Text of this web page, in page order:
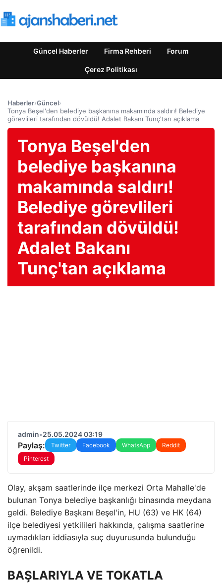
Güncel Haberler Firma Rehberi Forum
Çerez Politikası
Haberler›Güncel›
Tonya Beşel'den belediye başkanına makamında saldırı! Belediye
görevlileri tarafından dövüldü! Adalet Bakanı Tunç'tan açıklama
Tonya Beşel'den
belediye başkanına
makamında saldırı!
Belediye görevlileri
tarafından dövüldü!
Adalet Bakanı
Tunç'tan açıklama
admin•25.05.2024 03:19
Paylaş: Twitter Facebook WhatsApp
Reddit
Pinterest
Olay, akşam saatlerinde ilçe merkezi Orta Mahalle'de
bulunan Tonya belediye başkanlığı binasında meydana
geldi. Belediye Başkanı Beşel'in, HU (63) ve HK (64)
ilçe belediyesi yetkilileri hakkında, çalışma saatlerine
uymadıkları iddiasıyla suç duyurusunda bulunduğu
öğrenildi.
BAŞLARIYLA VE TOKATLA